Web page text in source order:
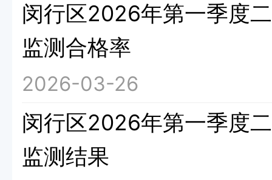
闵行区2026年第一季度
监测合格率
2026-03-26
闵行区2026年第一季度
监测结果